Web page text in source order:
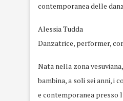
contemporanea delle
Alessia Tudda
Danzatrice, performer,
Nata nella zona
bambina, a soli sei anni, i
e contemporanea presso